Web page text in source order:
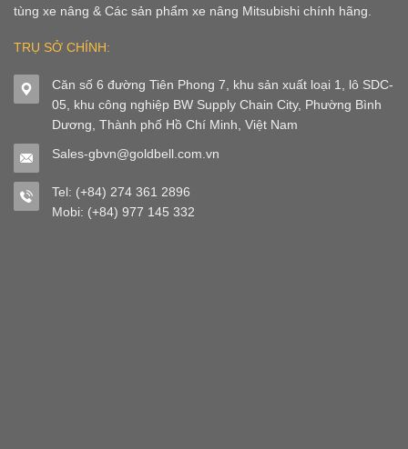
tùng xe nâng & Các sản phẩm xe nâng Mitsubishi chính hãng.
TRỤ SỞ CHÍNH:
Căn số 6 đường Tiên Phong 7, khu sản xuất loại 1, lô SDC-
05, khu công nghiệp BW Supply Chain City, Phường Bình
Dương, Thành phố Hồ Chí Minh, Việt Nam
Sales-gbvn@goldbell.com.vn
Tel: (+84) 274 361 2896
Mobi: (+84) 977 145 332